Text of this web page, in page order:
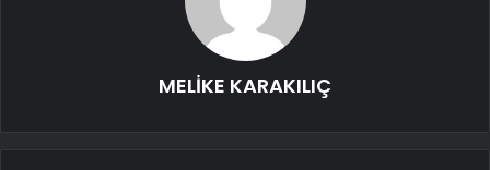
MELİKE KARAKILIÇ